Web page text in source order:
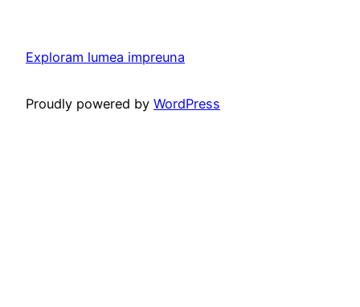
Exploram lumea impreuna
Proudly powered by WordPress